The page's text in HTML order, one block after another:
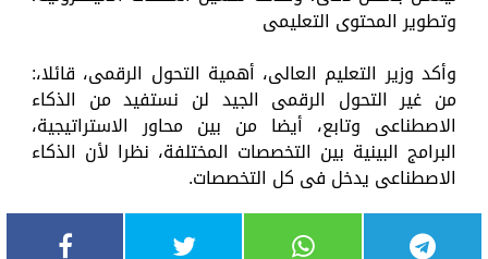
وتطوير المحتوى التعليمى
وأكد وزير التعليم العالى، أهمية التحول الرقمى، قائلا،:
من غير التحول الرقمى الجيد لن نستفيد من الذكاء
الاصطناعى وتابع، أيضا من بين محاور الاستراتيجية،
البرامج البينية بين التخصصات المختلفة، نظرا لأن الذكاء
الاصطناعى يدخل فى كل التخصصات.